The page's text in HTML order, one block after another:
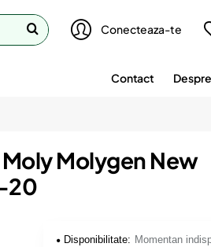
Conecteaza-te
Contact
Molygen New
20
Disponibilitate: Momentan